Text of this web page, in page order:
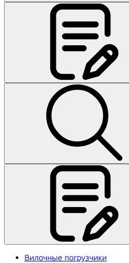
Вилочные погрузчики